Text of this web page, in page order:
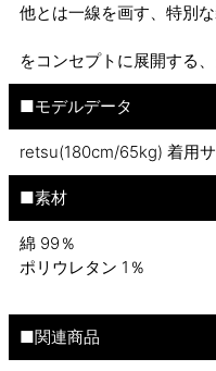
他とは一線を画す、特別な
をコンセプトに展開する
■モデルデータ
retsu(180cm/65kg) 着用
■素材
綿 99％
ポリウレタン 1％
■関連商品